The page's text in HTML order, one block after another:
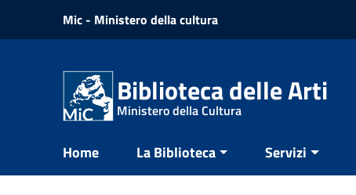
Vai ai contenuti
Vai al menu di navigazione
Mic - Ministero della cultura
Biblioteca delle Arti
Ministero della Cultura
Home La Biblioteca Servizi